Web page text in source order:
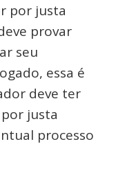
por justa
provar
seu
essa é
deve ter
justa
processo